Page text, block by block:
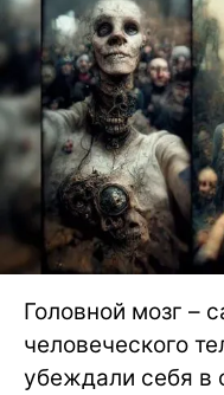
Головной мозг –
человеческого
убеждали себя в